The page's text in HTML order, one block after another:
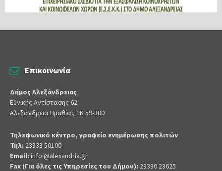
Επικοινωνία
Δήμος Αλεξάνδρειας
Εθνικής Αντίστασης 62
Αλεξάνδρεια Ημαθίας ΤΚ 59-300
Τηλεφωνικό κέντρο, γραφείο ενημέρωσης πολιτών
Τηλ: 23333 50100
Email: info @alexandria.gr
Fax (Για όλες τις Υπηρεσίες του Δήμου): 23330 23625